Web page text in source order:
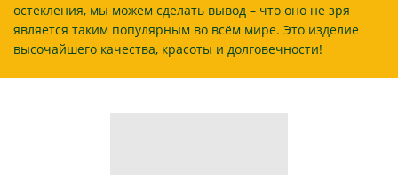
остекления, мы можем сделать вывод – что оно не зря
является таким популярным во всём мире. Это изделие
высочайшего качества, красоты и долговечности!